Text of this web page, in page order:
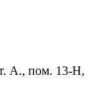
А., пом. 13-Н,